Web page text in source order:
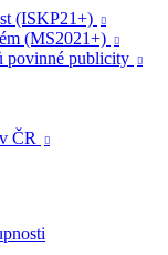
(ISKP21+)

(MS2021+) 
povinné publicity 
ČR 